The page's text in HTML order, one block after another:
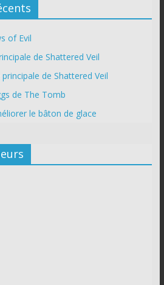
of Evil
de Shattered Veil
de Shattered Veil
de The Tomb
le bâton de glace